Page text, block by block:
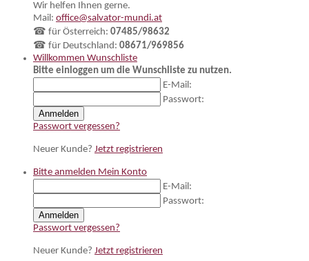
Wir helfen Ihnen gerne.
Mail: office@salvator-mundi.at
☎ für Österreich: 07485/98632
☎ für Deutschland: 08671/969856
Willkommen Wunschliste
Bitte einloggen um die Wunschliste zu nutzen.
E-Mail:
Passwort:
Anmelden
Passwort vergessen?
Neuer Kunde? Jetzt registrieren
Bitte anmelden Mein Konto
E-Mail:
Passwort:
Anmelden
Passwort vergessen?
Neuer Kunde? Jetzt registrieren